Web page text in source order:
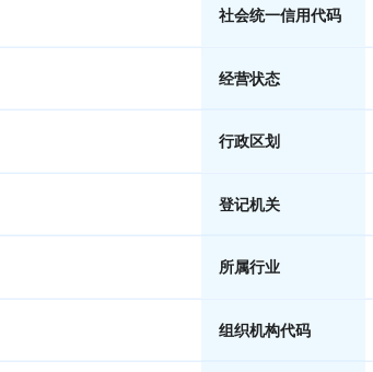
社会统一信用代码
经营状态
行政区划
登记机关
所属行业
组织机构代码